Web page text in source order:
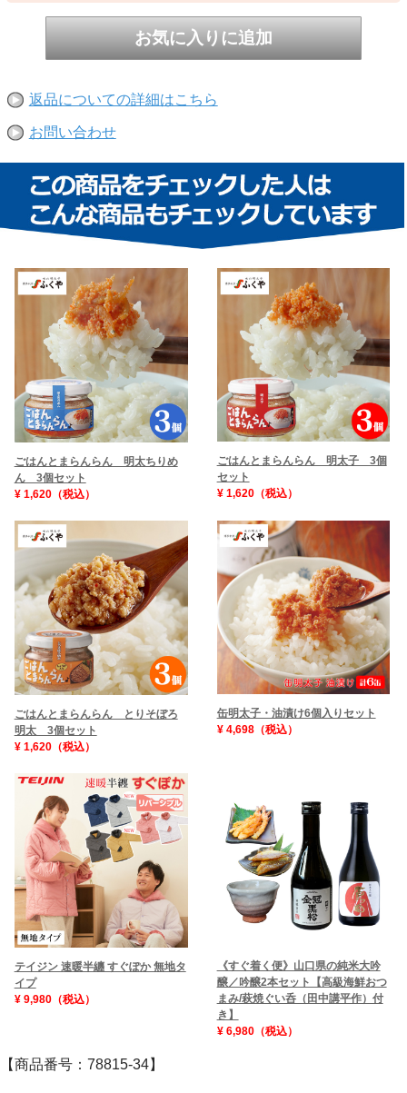
返品についての詳細はこちら
お問い合わせ
ごはんとまらんらん 明太ちりめ
ん 3個セット
¥ 1,620（税込）
ごはんとまらんらん 明太子 3個
セット
¥ 1,620（税込）
ごはんとまらんらん とりそぼろ
明太 3個セット
¥ 1,620（税込）
缶明太子・油漬け6個入りセット
¥ 4,698（税込）
テイジン 速暖半纏 すぐぽか 無地タ
イプ
¥ 9,980（税込）
《すぐ着く便》山口県の純米大吟
醸／吟醸2本セット【高級海鮮おつ
まみ/萩焼ぐい呑（田中講平作）付
き】
¥ 6,980（税込）
【商品番号：78815-34】